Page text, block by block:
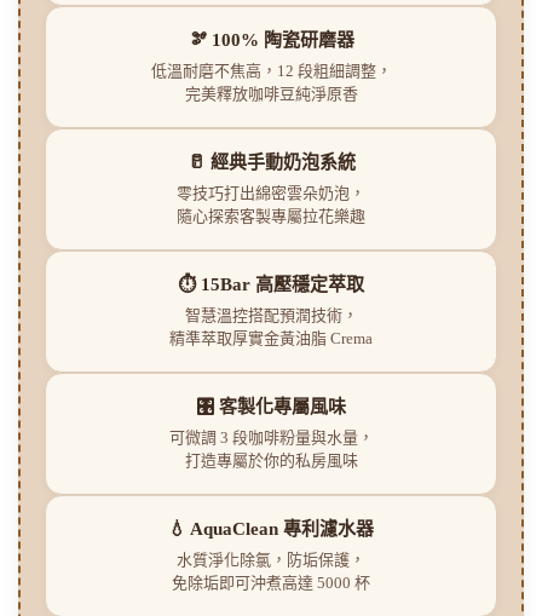
🫘 100% 陶瓷研磨器
低溫耐磨不焦高，12 段粗細調整，
完美釋放咖啡豆純淨原香
🥛 經典手動奶泡系統
零技巧打出綿密雲朵奶泡，
隨心探索客製專屬拉花樂趣
⏱️ 15Bar 高壓穩定萃取
智慧溫控搭配預潤技術，
精準萃取厚實金黃油脂 Crema
🎛️ 客製化專屬風味
可微調 3 段咖啡粉量與水量，
打造專屬於你的私房風味
💧 AquaClean 專利濾水器
水質淨化除氯，防垢保護，
免除垢即可沖煮高達 5000 杯